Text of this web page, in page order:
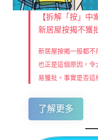
【拆解「按」中
新居屋按揭不獲
新居屋按揭一般都不
也正是這個原因，
易獲批。事實是否這
了解更多